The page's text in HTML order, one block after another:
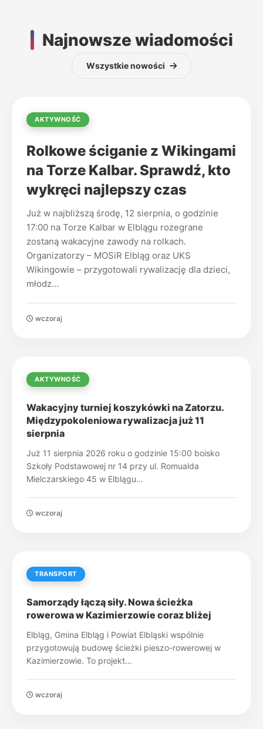
Najnowsze wiadomości
Wszystkie nowości
AKTYWNOŚĆ
Rolkowe ściganie z Wikingami
na Torze Kalbar. Sprawdź, kto
wykręci najlepszy czas
Już w najbliższą środę, 12 sierpnia, o godzinie
17:00 na Torze Kalbar w Elblągu rozegrane
zostaną wakacyjne zawody na rolkach.
Organizatorzy – MOSiR Elbląg oraz UKS
Wikingowie – przygotowali rywalizację dla dzieci,
młodz…
wczoraj
AKTYWNOŚĆ
Wakacyjny turniej koszykówki na Zatorzu.
Międzypokoleniowa rywalizacja już 11
sierpnia
Już 11 sierpnia 2026 roku o godzinie 15:00 boisko
Szkoły Podstawowej nr 14 przy ul. Romualda
Mielczarskiego 45 w Elblągu…
wczoraj
TRANSPORT
Samorządy łączą siły. Nowa ścieżka
rowerowa w Kazimierzowie coraz bliżej
Elbląg, Gmina Elbląg i Powiat Elbląski wspólnie
przygotowują budowę ścieżki pieszo-rowerowej w
Kazimierzowie. To projekt…
wczoraj